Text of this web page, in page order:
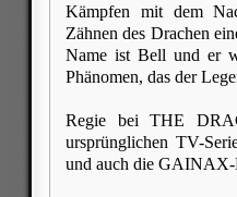
Kämpfen mit dem
Zähnen des Drachen
Name ist Bell und er
Phänomen, das der
Regie bei THE
ursprünglichen TV-
und auch die GAINAX-